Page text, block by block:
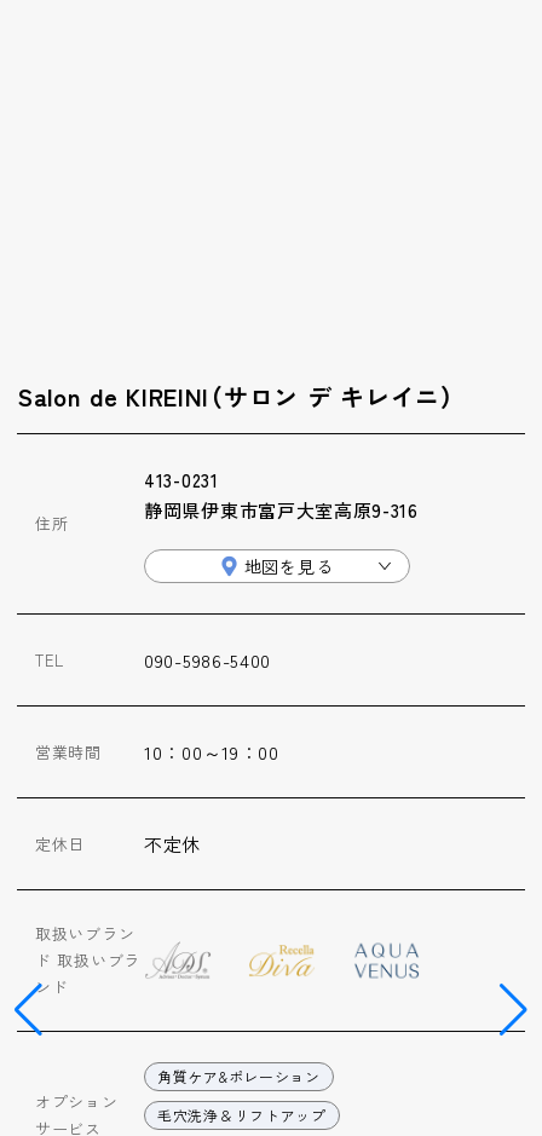
Salon de KIREINI（サロン デ キレイニ）
住所
413-0231
静岡県伊東市富戸大室高原9-316
地図を見る
TEL 090-5986-5400
営業時間 10：00～19：00
定休日 不定休
取扱いブラン
ド 取扱いブラ
ンド
オプション
サービス
角質ケア&ポレーション
毛穴洗浄＆リフトアップ